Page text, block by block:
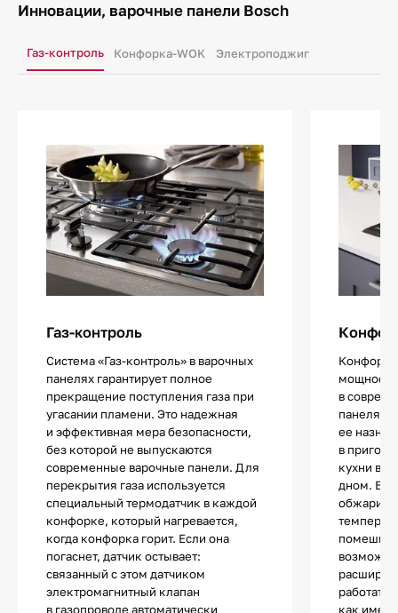
Инновации, варочные панели Bosch
Газ-контроль Конфорка-WOK Электроподжиг
Газ-контроль
Система «Газ-контроль» в варочных
панелях гарантирует полное
прекращение поступления газа при
угасании пламени. Это надежная
и эффективная мера безопасности,
без которой не выпускаются
современные варочные панели. Для
перекрытия газа используется
специальный термодатчик в каждой
конфорке, который нагревается,
когда конфорка горит. Если она
погаснет, датчик остывает:
связанный с этом датчиком
электромагнитный клапан
в газопроводе автоматически
мощности
в
панелях.
ее
в
кухни в
дном.
работать
как